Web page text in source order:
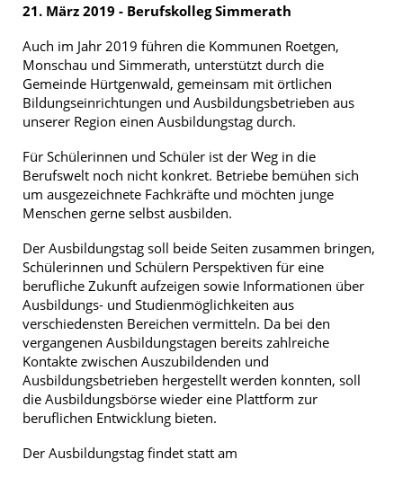
21. März 2019 - Berufskolleg Simmerath
Auch im Jahr 2019 führen die Kommunen Roetgen,
Monschau und Simmerath, unterstützt durch die
Gemeinde Hürtgenwald, gemeinsam mit örtlichen
Bildungseinrichtungen und Ausbildungsbetrieben aus
unserer Region einen Ausbildungstag durch.
Für Schülerinnen und Schüler ist der Weg in die
Berufswelt noch nicht konkret. Betriebe bemühen sich
um ausgezeichnete Fachkräfte und möchten junge
Menschen gerne selbst ausbilden.
Der Ausbildungstag soll beide Seiten zusammen bringen,
Schülerinnen und Schülern Perspektiven für eine
berufliche Zukunft aufzeigen sowie Informationen über
Ausbildungs- und Studienmöglichkeiten aus
verschiedensten Bereichen vermitteln. Da bei den
vergangenen Ausbildungstagen bereits zahlreiche
Kontakte zwischen Auszubildenden und
Ausbildungsbetrieben hergestellt werden konnten, soll
die Ausbildungsbörse wieder eine Plattform zur
beruflichen Entwicklung bieten.
Der Ausbildungstag findet statt am